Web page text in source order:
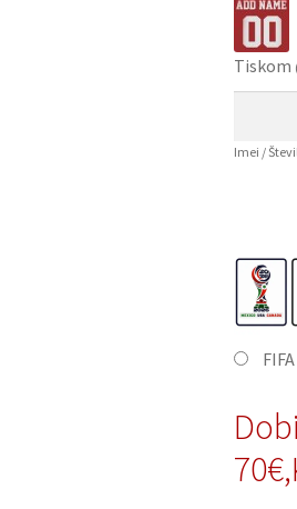
Tiskom (
Imei /